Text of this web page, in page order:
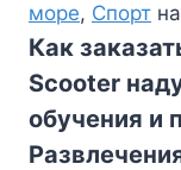
море, Спорт
Как
Scooter
обучения и